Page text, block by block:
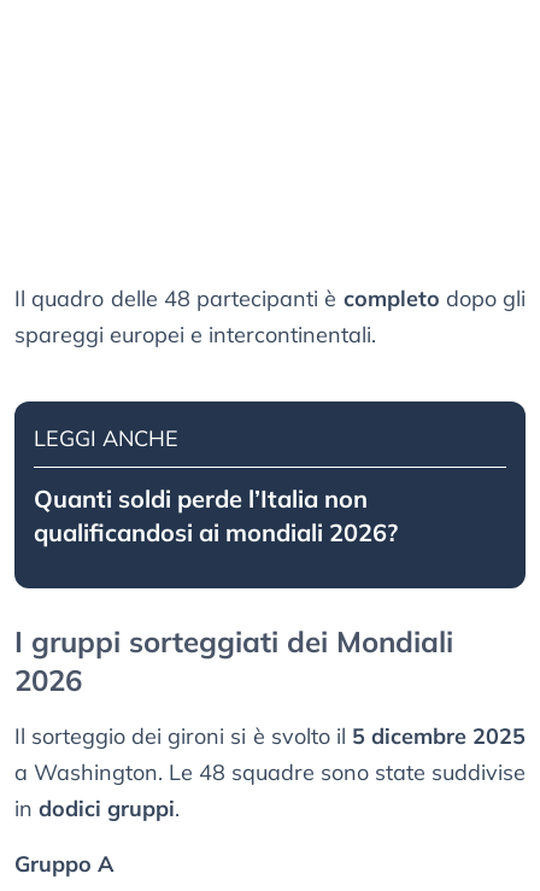
Il quadro delle 48 partecipanti è completo dopo gli
spareggi europei e intercontinentali.
LEGGI ANCHE
Quanti soldi perde l’Italia non
qualificandosi ai mondiali 2026?
I gruppi sorteggiati dei Mondiali
2026
Il sorteggio dei gironi si è svolto il 5 dicembre 2025
a Washington. Le 48 squadre sono state suddivise
in dodici gruppi.
Gruppo A